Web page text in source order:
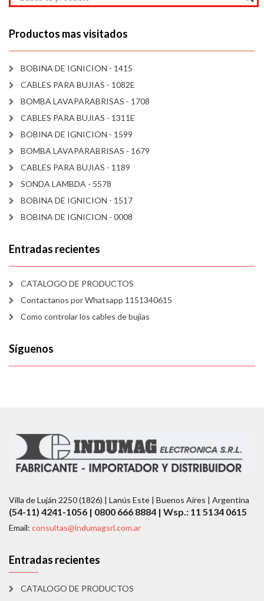
Productos mas visitados
BOBINA DE IGNICION - 1415
CABLES PARA BUJIAS - 1082E
BOMBA LAVAPARABRISAS - 1708
CABLES PARA BUJIAS - 1311E
BOBINA DE IGNICION - 1599
BOMBA LAVAPARABRISAS - 1679
CABLES PARA BUJIAS - 1189
SONDA LAMBDA - 5578
BOBINA DE IGNICION - 1517
BOBINA DE IGNICION - 0008
Entradas recientes
CATALOGO DE PRODUCTOS
Contactanos por Whatsapp 1151340615
Como controlar los cables de bujías
Síguenos
Villa de Luján 2250 (1826) | Lanús Este | Buenos Aires | Argentina
(54-11) 4241-1056 | 0800 666 8884 | Wsp.: 11 5134 0615
Email: consultas@indumagsrl.com.ar
Entradas recientes
CATALOGO DE PRODUCTOS